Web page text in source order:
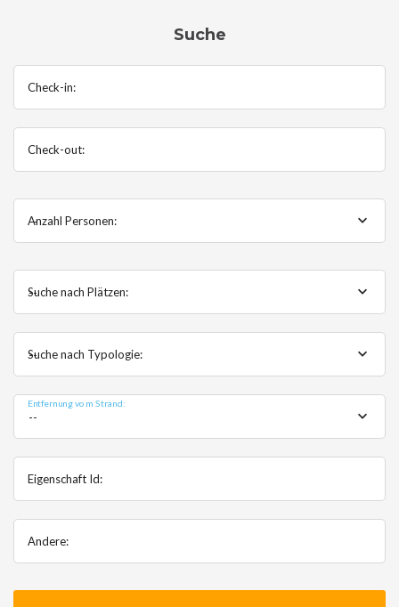
Suche
Check-in:
Check-out:
Anzahl Personen:
--
Suche nach Plätzen:
--
Suche nach Typologie:
--
Entfernung vom Strand:
--
Eigenschaft Id:
Andere: